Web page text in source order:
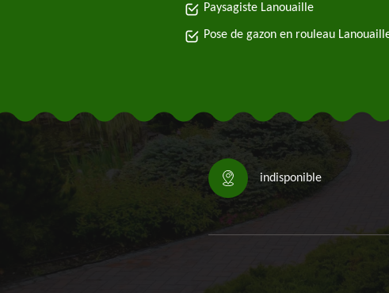
Paysagiste Lanouaille
Pose de gazon en rouleau
indisponible